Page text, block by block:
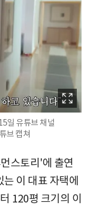
일 유튜브 채널
브 캡쳐
스토리'에 출연
이 대표 자택에
120평 크기의 이